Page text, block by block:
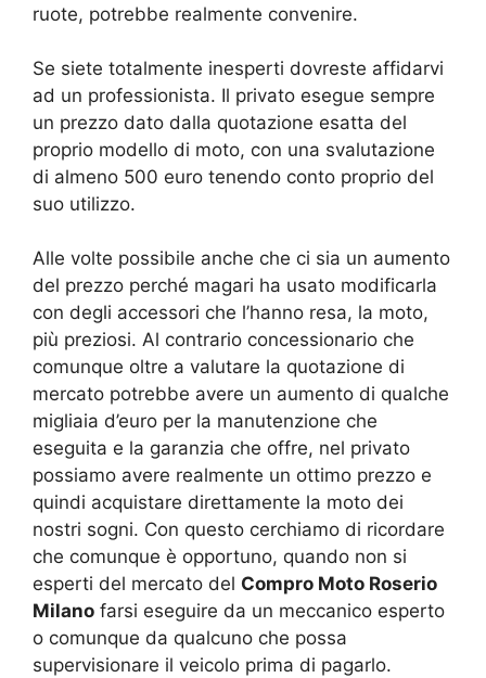
ruote, potrebbe realmente convenire.
Se siete totalmente inesperti dovreste affidarvi
ad un professionista. Il privato esegue sempre
un prezzo dato dalla quotazione esatta del
proprio modello di moto, con una svalutazione
di almeno 500 euro tenendo conto proprio del
suo utilizzo.
Alle volte possibile anche che ci sia un aumento
del prezzo perché magari ha usato modificarla
con degli accessori che l’hanno resa, la moto,
più preziosi. Al contrario concessionario che
comunque oltre a valutare la quotazione di
mercato potrebbe avere un aumento di qualche
migliaia d’euro per la manutenzione che
eseguita e la garanzia che offre, nel privato
possiamo avere realmente un ottimo prezzo e
quindi acquistare direttamente la moto dei
nostri sogni. Con questo cerchiamo di ricordare
che comunque è opportuno, quando non si
esperti del mercato del Compro Moto Roserio
Milano farsi eseguire da un meccanico esperto
o comunque da qualcuno che possa
supervisionare il veicolo prima di pagarlo.